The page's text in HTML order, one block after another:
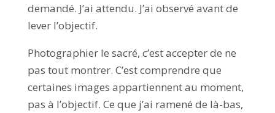
demandé. J’ai attendu. J’ai observé avant de
lever l’objectif.
Photographier le sacré, c’est accepter de ne
pas tout montrer. C’est comprendre que
certaines images appartiennent au moment,
pas à l’objectif. Ce que j’ai ramené de là-bas,